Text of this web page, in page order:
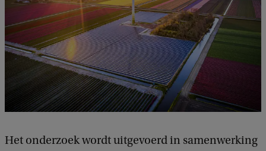
Het onderzoek wordt uitgevoerd in samenwerking